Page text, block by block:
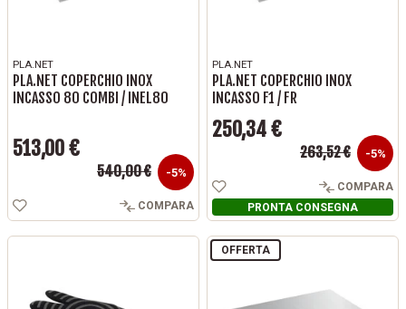
PLA.NET
PLA.NET COPERCHIO INOX
INCASSO 80 COMBI / INEL80
513,00 €
Prezzo base
540,00 € -5%
COMPARA
PLA.NET
PLA.NET COPERCHIO INOX
INCASSO F1 / FR
250,34 €
Prezzo base
263,52 € -5%
COMPARA
PRONTA CONSEGNA
OFFERTA